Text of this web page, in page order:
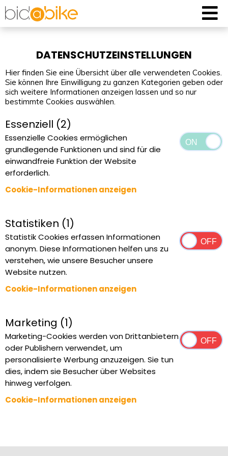
DATENSCHUTZEINSTELLUNGEN
Hier finden Sie eine Übersicht über alle verwendeten Cookies.
Sie können Ihre Einwilligung zu ganzen Kategorien geben oder
sich weitere Informationen anzeigen lassen und so nur
bestimmte Cookies auswählen.
Essenziell (2)
Essenzielle Cookies ermöglichen
grundlegende Funktionen und sind für die
einwandfreie Funktion der Website
erforderlich.
Cookie-Informationen anzeigen
Statistiken (1)
Statistik Cookies erfassen Informationen
anonym. Diese Informationen helfen uns zu
verstehen, wie unsere Besucher unsere
Website nutzen.
Cookie-Informationen anzeigen
Marketing (1)
Marketing-Cookies werden von Drittanbietern
oder Publishern verwendet, um
personalisierte Werbung anzuzeigen. Sie tun
dies, indem sie Besucher über Websites
hinweg verfolgen.
Cookie-Informationen anzeigen